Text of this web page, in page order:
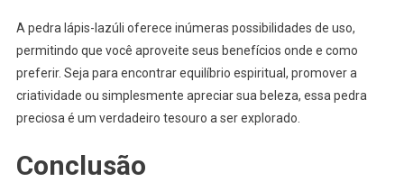
A pedra lápis-lazúli oferece inúmeras possibilidades de uso,
permitindo que você aproveite seus benefícios onde e como
preferir. Seja para encontrar equilíbrio espiritual, promover a
criatividade ou simplesmente apreciar sua beleza, essa pedra
preciosa é um verdadeiro tesouro a ser explorado.
Conclusão